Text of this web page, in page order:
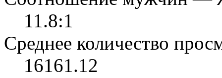
11.8:1
Среднее количество
16161.12